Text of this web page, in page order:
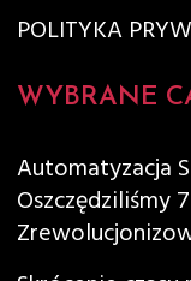
POLITYKA
WYBRANE
Automatyzacja
Oszczędziliśmy